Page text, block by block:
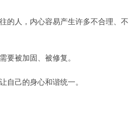
的人，内心容易产生许多不合理、不
要被加固、被修复。
自己的身心和谐统一。